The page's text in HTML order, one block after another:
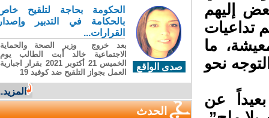
‬يشتكي‭ ‬منها‭ ‬مغاربة‭ ‬العالم،‭ ‬إلى‭ ‬جانب‭ ‬نظرة‭ ‬البعض‭ ‬إليهم‭
‬وكأنهم‭ ‬“بنك‭ ‬متنقل”،‭ ‬في‭ ‬وقت‭ ‬يواجه‭ ‬فيه‭ ‬كثير‭ ‬منهم‭ ‬تداعيات‭
‬الأزمات‭ ‬الاقتصادية‭ ‬العالمية‭ ‬وارتفاع‭ ‬تكاليف‭ ‬المعيشة،‭ ‬ما‭
‬يدفع‭ ‬بعضهم‭ ‬إلى‭ ‬التفكير‭ ‬ملياً‭ ‬قبل‭ ‬حزم‭ ‬حقائبهم‭ ‬والتوجه‭ ‬نحو‭
ورغم‭ ‬هذه‭ ‬الإكراهات،‭ ‬تبقى‭ ‬العطلة‭ ‬الصيفية‭ ‬بعيداً‭ ‬عن‭
صدى الواقع
الحكومة بحاجة لتلقيح خاص
بالحكامة في التدبير وإصدار
القرارات...
بعد خروج وزير الصحة والحماية
الاجتماعية خالد أبت الطالب يوم
الخميس 21 أكتوبر 2021 بقرار اجبارية
العمل بجواز التلقيح ضد كوفيد 19
المزيد...
الحدث